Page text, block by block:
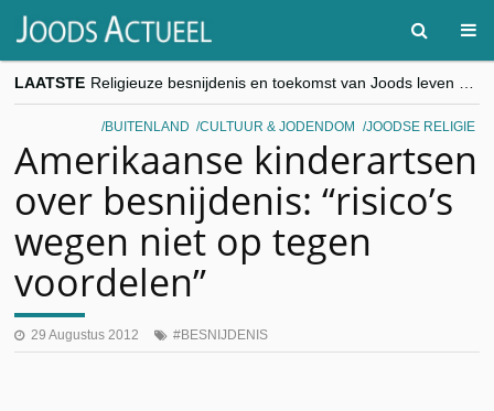
LAATSTE
“Besnijdenisdebat toont hoe moeilijk seculiere Westen minderheden begrijpt”, Jinnih Beels (Vooruit)
CITYTRIP | ROEMENIË – Boekarest: de verrassing van Oost-Europa
goKosher lanceert nieuwe website en samenwerking met Mishpacha voor kosher travel en simchas wereldwijd
BUITENLAND CULTUUR & JODENDOM JOODSE RELIGIE
Amerikaanse kinderartsen
over besnijdenis: “risico’s
wegen niet op tegen
voordelen”
29 Augustus 2012 BESNIJDENIS